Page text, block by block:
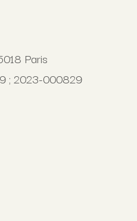
Paris
; 2023-000829